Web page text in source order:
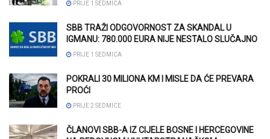
PRIJE 1 SEDMICA
SBB TRAŽI ODGOVORNOST ZA SKANDAL U
IGMANU: 780.000 EURA NIJE NESTALO SLUČAJNO
PRIJE 1 SEDMICA
POKRALI 30 MILIONA KM I MISLE DA ĆE PREVARA
PROĆI
PRIJE 2 SEDMICE
ČLANOVI SBB-A IZ CIJELE BOSNE I HERCEGOVINE